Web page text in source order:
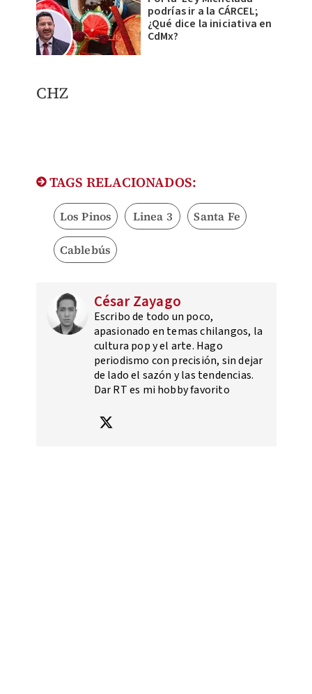
podrías ir a la CÁRCEL;
¿Qué dice la iniciativa en
CdMx?
CHZ
TAGS RELACIONADOS:
Los Pinos Linea 3 Santa Fe
Cablebús
César Zayago
Escribo de todo un poco,
apasionado en temas chilangos, la
cultura pop y el arte. Hago
periodismo con precisión, sin dejar
de lado el sazón y las tendencias.
Dar RT es mi hobby favorito